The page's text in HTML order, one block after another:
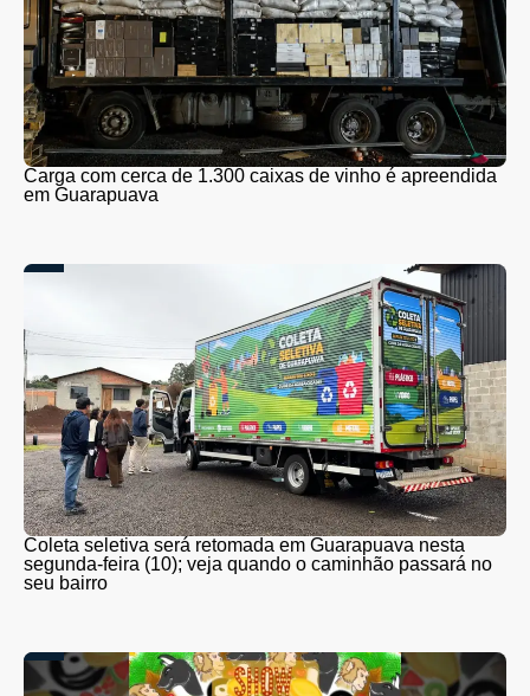
Carga com cerca de 1.300 caixas de vinho é apreendida
em Guarapuava
Coleta seletiva será retomada em Guarapuava nesta
segunda-feira (10); veja quando o caminhão passará no
seu bairro